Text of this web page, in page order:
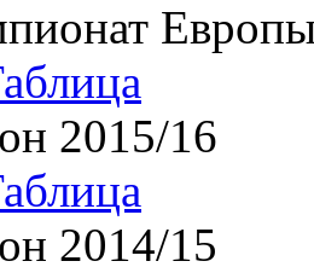
2015/16
2014/15